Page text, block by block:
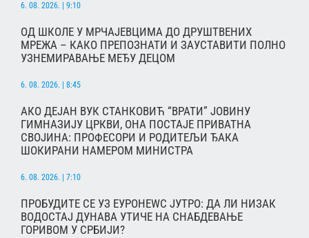
6. 08. 2026. | 9:10
ОД ШКОЛЕ У МРЧАЈЕВЦИМА ДО ДРУШТВЕНИХ
МРЕЖА – КАКО ПРЕПОЗНАТИ И ЗАУСТАВИТИ ПОЛНО
УЗНЕМИРАВАЊЕ МЕЂУ ДЕЦОМ
6. 08. 2026. | 8:45
АКО ДЕЈАН ВУК СТАНКОВИЋ “ВРАТИ” ЈОВИНУ
ГИМНАЗИЈУ ЦРКВИ, ОНА ПОСТАЈЕ ПРИВАТНА
СВОЈИНА: ПРОФЕСОРИ И РОДИТЕЉИ ЂАКА
ШОКИРАНИ НАМЕРОМ МИНИСТРА
6. 08. 2026. | 7:10
ПРОБУДИТЕ СЕ УЗ ЕУРОНЕWС ЈУТРО: ДА ЛИ НИЗАК
ВОДОСТАЈ ДУНАВА УТИЧЕ НА СНАБДЕВАЊЕ
ГОРИВОМ У СРБИЈИ?